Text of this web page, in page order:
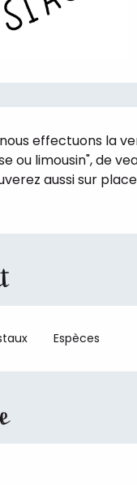
effectuons la
ou limousin", de
aussi sur
Espèces